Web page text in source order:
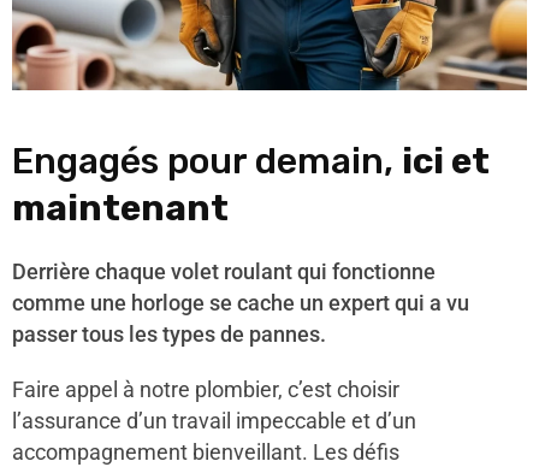
Engagés pour demain, ici et
maintenant
Derrière chaque volet roulant qui fonctionne
comme une horloge se cache un expert qui a vu
passer tous les types de pannes.
Faire appel à notre plombier, c’est choisir
l’assurance d’un travail impeccable et d’un
accompagnement bienveillant. Les défis